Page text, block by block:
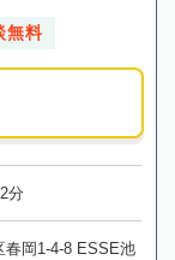
無料
分
春岡1-4-8 ESSE池